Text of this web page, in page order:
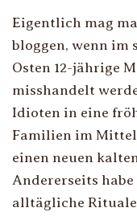
Eigentlich mag
bloggen, wenn im
Osten 12-jährige
misshandelt
Idioten in eine
Familien im
einen neuen
Andererseits
alltägliche